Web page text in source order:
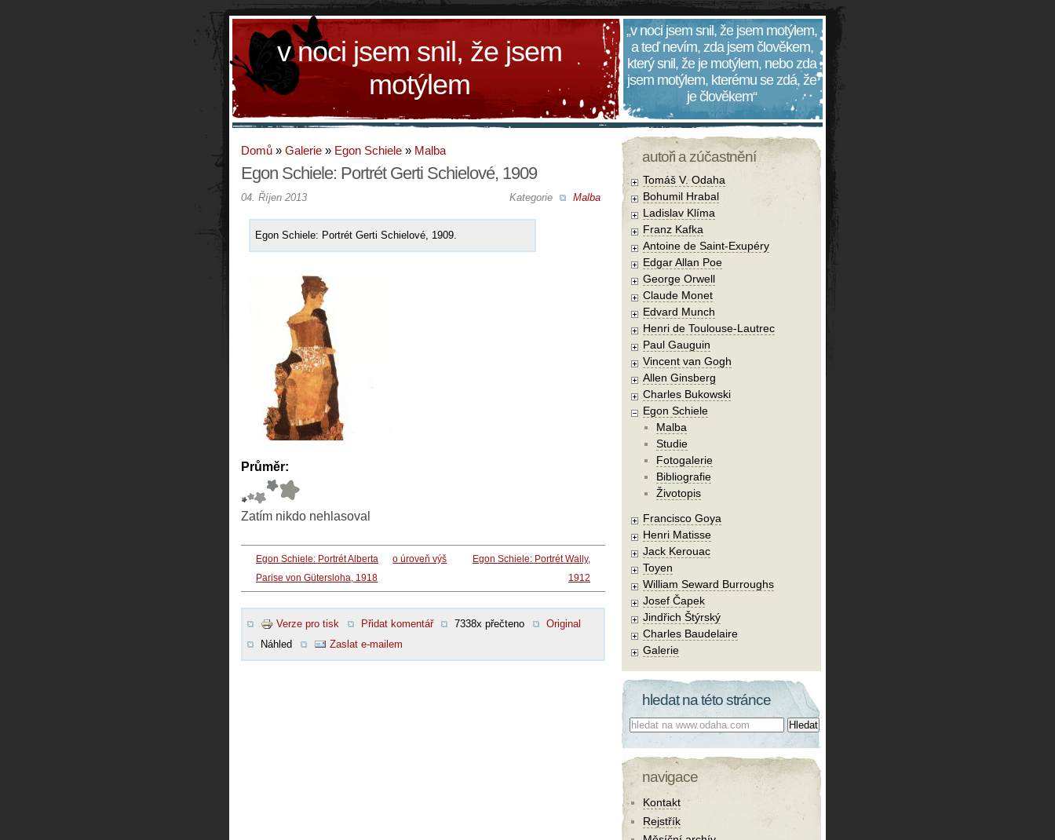
v noci jsem snil, že jsem
motýlem
„v noci jsem snil, že jsem motýlem,
a teď nevím, zda jsem člověkem,
který snil, že je motýlem, nebo zda
jsem motýlem, kterému se zdá, že
je člověkem“
Domů » Galerie » Egon Schiele » Malba
Egon Schiele: Portrét Gerti Schielové, 1909
Kategorie Malba
04. Říjen 2013
Egon Schiele: Portrét Gerti Schielové, 1909.
Průměr:
Zatím nikdo nehlasoval
Egon Schiele: Portrét Alberta
Parise von Gütersloha, 1918
o úroveň výš
Egon Schiele: Portrét Wally,
1912
Verze pro tisk Přidat komentář 7338x přečteno
Original
Náhled
Zaslat e-mailem
autoři a zúčastnění
Tomáš V. Odaha
Bohumil Hrabal
Ladislav Klíma
Franz Kafka
Antoine de Saint-Exupéry
Edgar Allan Poe
George Orwell
Claude Monet
Edvard Munch
Henri de Toulouse-Lautrec
Paul Gauguin
Vincent van Gogh
Allen Ginsberg
Charles Bukowski
Egon Schiele
Malba
Studie
Fotogalerie
Bibliografie
Životopis
Francisco Goya
Henri Matisse
Jack Kerouac
Toyen
William Seward Burroughs
Josef Čapek
Jindřich Štýrský
Charles Baudelaire
Galerie
hledat na této stránce
Co hledat:
navigace
Kontakt
Rejstřík